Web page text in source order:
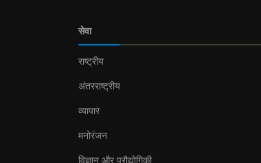
सेवा
राष्ट्रीय
अंतरराष्ट्रीय
व्यापार
मनोरंजन
विज्ञान और प्रौद्योगिकी